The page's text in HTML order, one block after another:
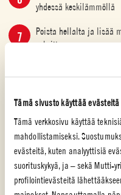
Tämä sivusto käyttää evästeitä
Tämä verkkosivu käyttää
mahdollistamiseksi.
evästeitä, kuten analyyttisiä
suorituskykyä, ja – sekä Mutti-
profilointievästeitä
yhdessä keskilämmöllä
Poista hellalta ja lisää
sekoittaen
Laita takaisin hellalle
Lisää suola ja ripaus
Kypsennä pastalevyt
laita kuivumaan
Kerrosta
sitten taas kerros